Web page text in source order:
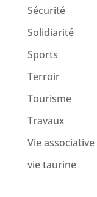
Sécurité
Solidiarité
Sports
Terroir
Tourisme
Travaux
Vie associative
vie taurine